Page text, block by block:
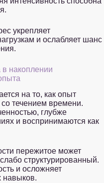
укрепляет
и ослабляет шанс
в накоплении
на то, как опыт
со течением времени.
глубже
и воспринимаются как
пережитое может
структурированный.
и осложняет
навыков.